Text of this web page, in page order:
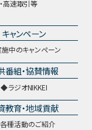
高速取引等
キャンペーン
中のキャンペーン
番組・協賛情報
ラジオNIKKEI
教育・地域貢献
各種活動のご紹介